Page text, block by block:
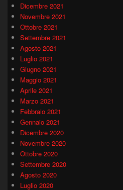
Dicembre 2021
Novembre 2021
Ottobre 2021
Settembre 2021
Agosto 2021
Luglio 2021
Giugno 2021
Maggio 2021
Aprile 2021
Marzo 2021
Febbraio 2021
Gennaio 2021
Dicembre 2020
Novembre 2020
Ottobre 2020
Settembre 2020
Agosto 2020
Luglio 2020